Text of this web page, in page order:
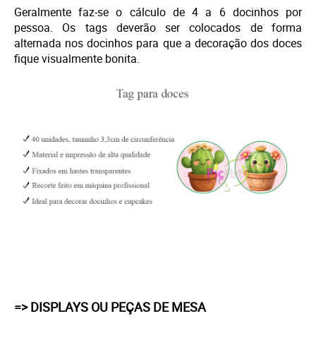
Geralmente faz-se o cálculo de 4 a 6 docinhos por
pessoa. Os tags deverão ser colocados de forma
alternada nos docinhos para que a decoração dos doces
fique visualmente bonita.
=> DISPLAYS OU PEÇAS DE MESA